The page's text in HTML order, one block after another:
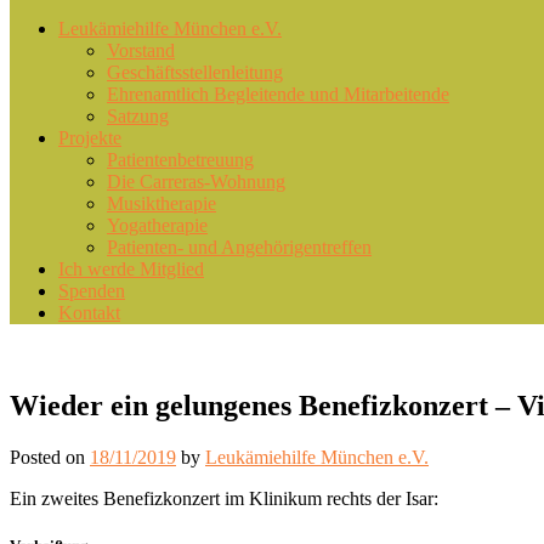
PrimaryLeukämiehilfe München e.V.
Vorstand
Geschäftsstellenleitung
Ehrenamtlich Begleitende und Mitarbeitende
Satzung
Projekte
Patientenbetreuung
Die Carreras-Wohnung
Musiktherapie
Yogatherapie
Patienten- und Angehörigentreffen
Ich werde Mitglied
Spenden
Kontakt
Wieder ein gelungenes Benefizkonzert –
Posted on 18/11/2019 by Leukämiehilfe München e.V.
Ein zweites Benefizkonzert im Klinikum rechts der Isar: